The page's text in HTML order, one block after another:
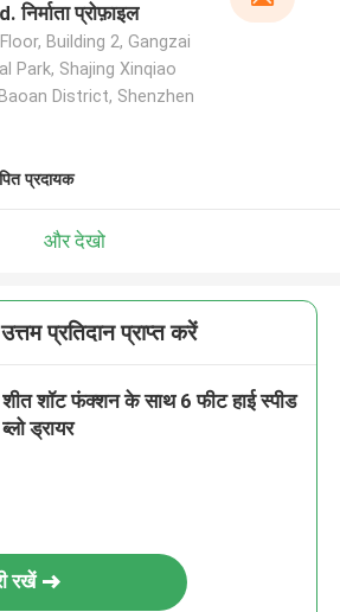
निर्माता प्रोफ़ाइल
Building 2, Gangzai
Park, Shajing Xinqiao
District, Shenzhen
प्रदायक
और देखो
प्रतिदान प्राप्त करें
शीत शॉट फंक्शन के साथ 6 फीट हाई स्पीड
ब्लो ड्रायर
रखें